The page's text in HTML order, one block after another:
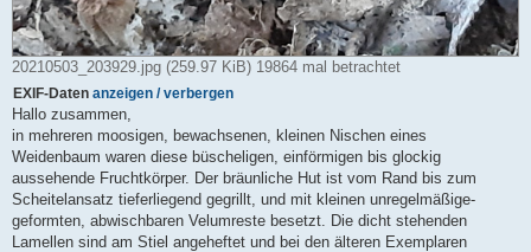
20210503_203929.jpg (259.97 KiB) 19864 mal betrachtet
EXIF-Daten anzeigen / verbergen
Hallo zusammen,
in mehreren moosigen, bewachsenen, kleinen Nischen eines
Weidenbaum waren diese büscheligen, einförmigen bis glockig
aussehende Fruchtkörper. Der bräunliche Hut ist vom Rand bis zum
Scheitelansatz tieferliegend gegrillt, und mit kleinen unregelmäßige-
geformten, abwischbaren Velumreste besetzt. Die dicht stehenden
Lamellen sind am Stiel angeheftet und bei den älteren Exemplaren